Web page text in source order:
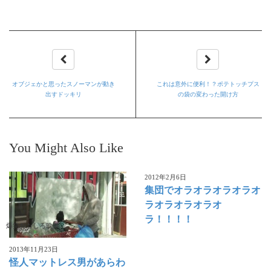
オブジェかと思ったスノーマンが動き
出すドッキリ
これは意外に便利！？ポテトッチプス
の袋の変わった開け方
You Might Also Like
爆笑おもしろ映像
2013年11月23日
怪人マットレス男があらわ
2012年2月6日
集団でオラオラオラオラオ
ラオラオラオラオ
ラ！！！！